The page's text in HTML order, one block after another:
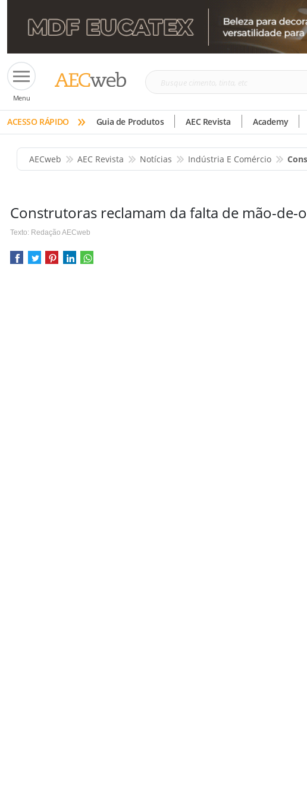
Menu
Busque
tinta,
etc
ACESSO RÁPIDO » Guia de Produtos AEC Revista Academy
AECweb AEC Revista Notícias Indústria E Comércio
Construtoras reclamam da falta de mão-
Texto: Redação AECweb